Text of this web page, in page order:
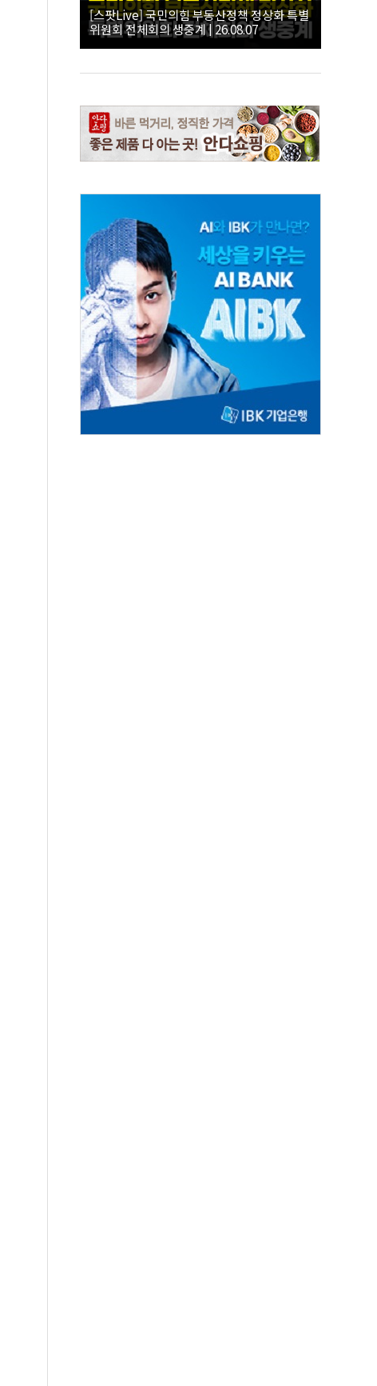
[스팟Live] 국민의힘 부동산정책 정상화 특별
위원회 전체회의 생중계 | 26.08.07